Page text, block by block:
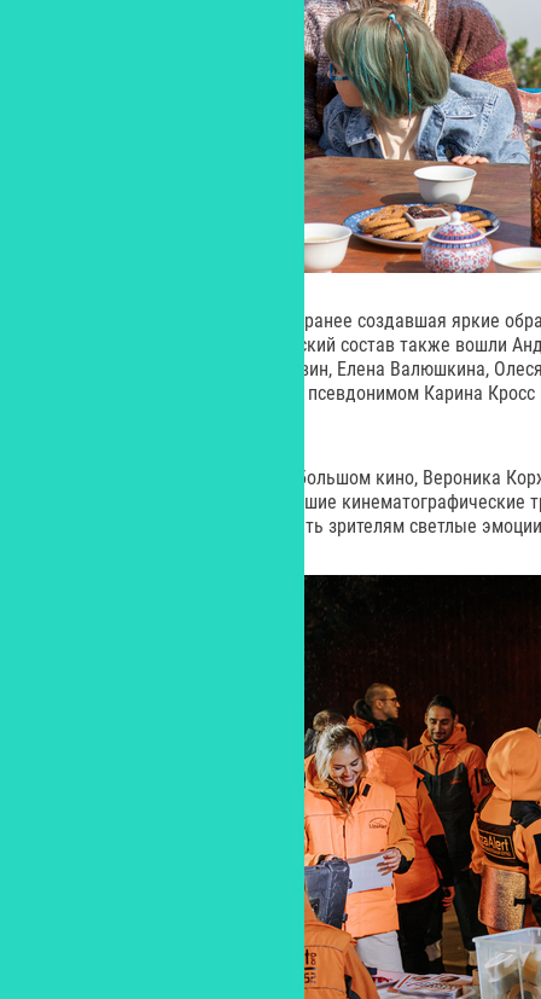
В роли Маши – Валери Зоидова, ранее создавшая яркие
и «Страсти по Матвею». В актерский состав также вошли
Роман Курцын, Александр Клюквин, Елена Валюшкина,
Лазарьянц, более известная под псевдонимом Карина
Рассказывая о своем дебюте в большом кино, Вероника
подчеркивает: «Опираясь на лучшие кинематографические
добрую картину, способную дарить зрителям светлые